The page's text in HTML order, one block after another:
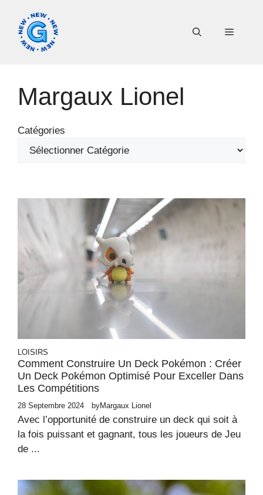
contenu
Menu
Margaux Lionel
Catégories
LOISIRS
Comment Construire Un Deck Pokémon : Créer
Un Deck Pokémon Optimisé Pour Exceller Dans
Les Compétitions
28 Septembre 2024 byMargaux Lionel
Avec l’opportunité de construire un deck qui soit à
la fois puissant et gagnant, tous les joueurs de Jeu
de ...